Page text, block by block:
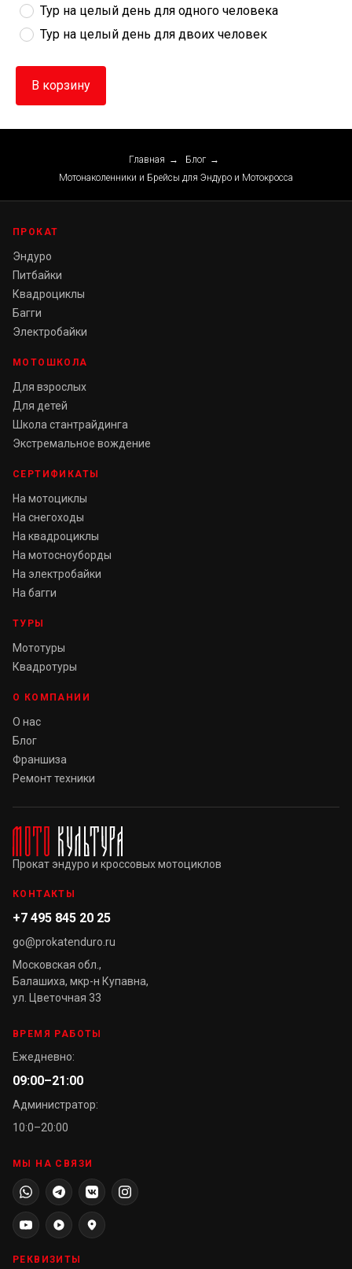
Тур на целый день для одного человека
Тур на целый день для двоих человек
В корзину
Главная → Блог →
Мотонаколенники и Брейсы для Эндуро и Мотокросса
ПРОКАТ
Эндуро
Питбайки
Квадроциклы
Багги
Электробайки
МОТОШКОЛА
Для взрослых
Для детей
Школа стантрайдинга
Экстремальное вождение
СЕРТИФИКАТЫ
На мотоциклы
На снегоходы
На квадроциклы
На мотосноуборды
На электробайки
На багги
ТУРЫ
Мототуры
Квадротуры
О КОМПАНИИ
О нас
Блог
Франшиза
Ремонт техники
Прокат эндуро и кроссовых мотоциклов
КОНТАКТЫ
+7 495 845 20 25
go@prokatenduro.ru
Московская обл.,
Балашиха, мкр-н Купавна,
ул. Цветочная 33
ВРЕМЯ РАБОТЫ
Ежедневно:
09:00–21:00
Администратор:
10:0–20:00
МЫ НА СВЯЗИ
РЕКВИЗИТЫ